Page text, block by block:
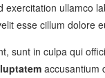
ullamco
esse cillum dolore
sunt in culpa qui
accusantium